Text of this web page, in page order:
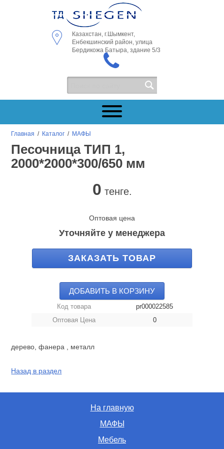
Казахстан, г.Шымкент,
Енбекшинский район, улица
Бердикожа Батыра, здание 5/3
Главная / Каталог / МАФЫ
Песочница ТИП 1,
2000*2000*300/650 мм
0 тенге.
Оптовая цена
Уточняйте у менеджера
ЗАКАЗАТЬ ТОВАР
ДОБАВИТЬ В КОРЗИНУ
Код товара
pr000022585
Оптовая Цена
0
дерево, фанера , металл
Назад в раздел
На главную
МАФЫ
Мебель